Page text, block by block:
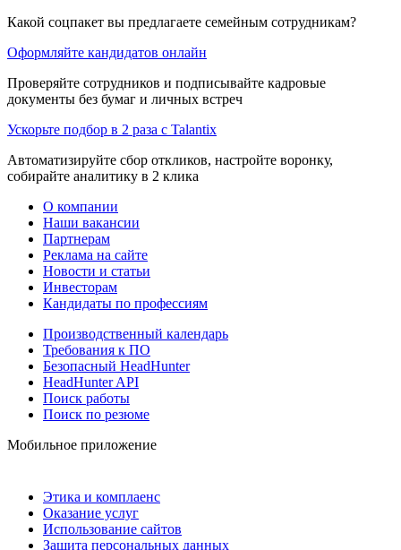
Какой соцпакет вы предлагаете семейным сотрудникам?
Оформляйте кандидатов онлайн
Проверяйте сотрудников и подписывайте кадровые
документы без бумаг и личных встреч
Ускорьте подбор в 2 раза с Talantix
Автоматизируйте сбор откликов, настройте воронку,
собирайте аналитику в 2 клика
О компании
Наши вакансии
Партнерам
Реклама на сайте
Новости и статьи
Инвесторам
Кандидаты по профессиям
Производственный календарь
Требования к ПО
Безопасный HeadHunter
HeadHunter API
Поиск работы
Поиск по резюме
Мобильное приложение
Этика и комплаенс
Оказание услуг
Использование сайтов
Защита персональных данных